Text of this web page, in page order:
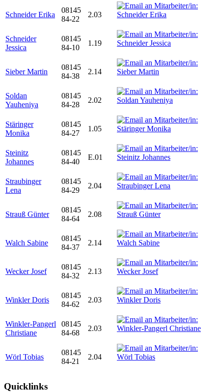
Schneider Erika
08145
84-22
2.03
Schneider
Jessica
08145
84-10
1.19
Sieber Martin
08145
84-38
2.14
Soldan
Yauheniya
08145
84-28
2.02
Stäringer
Monika
08145
84-27
1.05
Steinitz
Johannes
08145
84-40
E.01
Straubinger
Lena
08145
84-29
2.04
Strauß Günter
08145
84-64
2.08
Walch Sabine
08145
84-37
2.14
Wecker Josef
08145
84-32
2.13
Winkler Doris
08145
84-62
2.03
Winkler-Pangerl
Christiane
08145
84-68
2.03
Wörl Tobias
08145
84-21
2.04
Quicklinks